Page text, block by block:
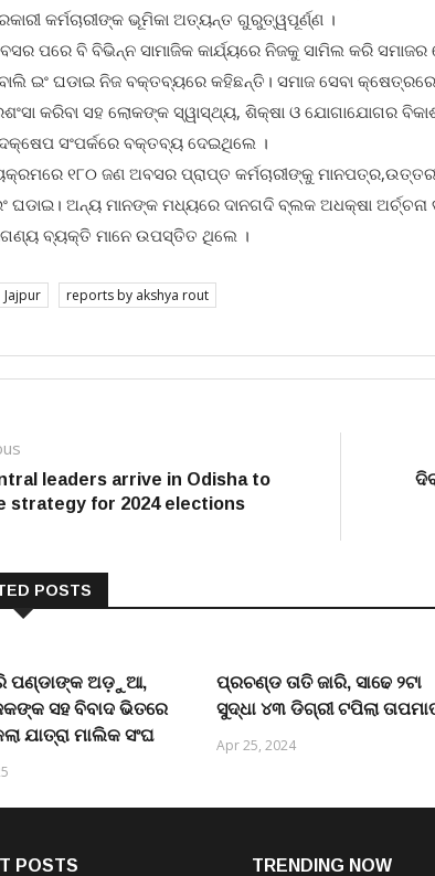
କର୍ମଚାରୀଙ୍କ ଭୂମିକା ଅତ୍ୟନ୍ତ ଗୁରୁତ୍ୱପୂର୍ଣ୍ଣ ।
ପରେ ବି ବିଭିନ୍ନ ସାମାଜିକ କାର୍ଯ୍ୟରେ ନିଜକୁ ସାମିଲ କରି ସମାଜର
ଇଂ ଘଡାଇ ନିଜ ବକ୍ତବ୍ୟରେ କହିଛନ୍ତି। ସମାଜ ସେବା
କରିବା ସହ ଲୋକଙ୍କ ସ୍ୱାସ୍ଥ୍ୟ, ଶିକ୍ଷା ଓ ଯୋଗାଯୋଗର
ସଂପର୍କରେ ବକ୍ତବ୍ୟ ଦେଇଥିଲେ ।
୧୮୦ ଜଣ ଅବସର ପ୍ରାପ୍ତ କର୍ମଚାରୀଙ୍କୁ
ଘଡାଇ। ଅନ୍ୟ ମାନଙ୍କ ମଧ୍ୟରେ ଦାନଗଦି ବ୍ଲକ ଅଧକ୍ଷା ଅର୍ଚ୍ଚନା
ବ୍ୟକ୍ତି ମାନେ ଉପସ୍ତିତ ଥିଲେ ।
Jajpur reports by akshya rout
post:leaders arrive in Odisha to
strategy for 2024 elections
POSTS
ପଣ୍ଡାଙ୍କ ଅଡ଼ୁଆ,
ସହ ବିବାଦ ଭିତରେ
ଯାତ୍ରା ମାଲିକ ସଂଘ
ପ୍ରଚଣ୍ଡ ତାତି ଜାରି, ସାଢେ ୨ଟା
ସୁଦ୍ଧା ୪୩ ଡିଗ୍ରୀ ଟପିଲା
Apr 25, 2024
POSTS TRENDING NOW